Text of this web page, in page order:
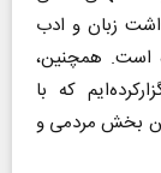
زبان و ادب
است. همچنین،
که با
بخش مردمی و